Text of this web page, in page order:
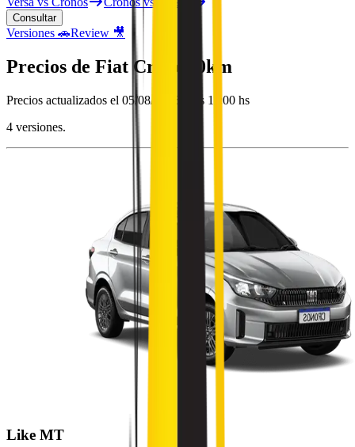
Consultar
Versiones 🚗Review 🎥
Precios de Fiat Cronos 0km
Precios actualizados el 05/08/2026 a las 11:00 hs
4 versiones.
Like MT